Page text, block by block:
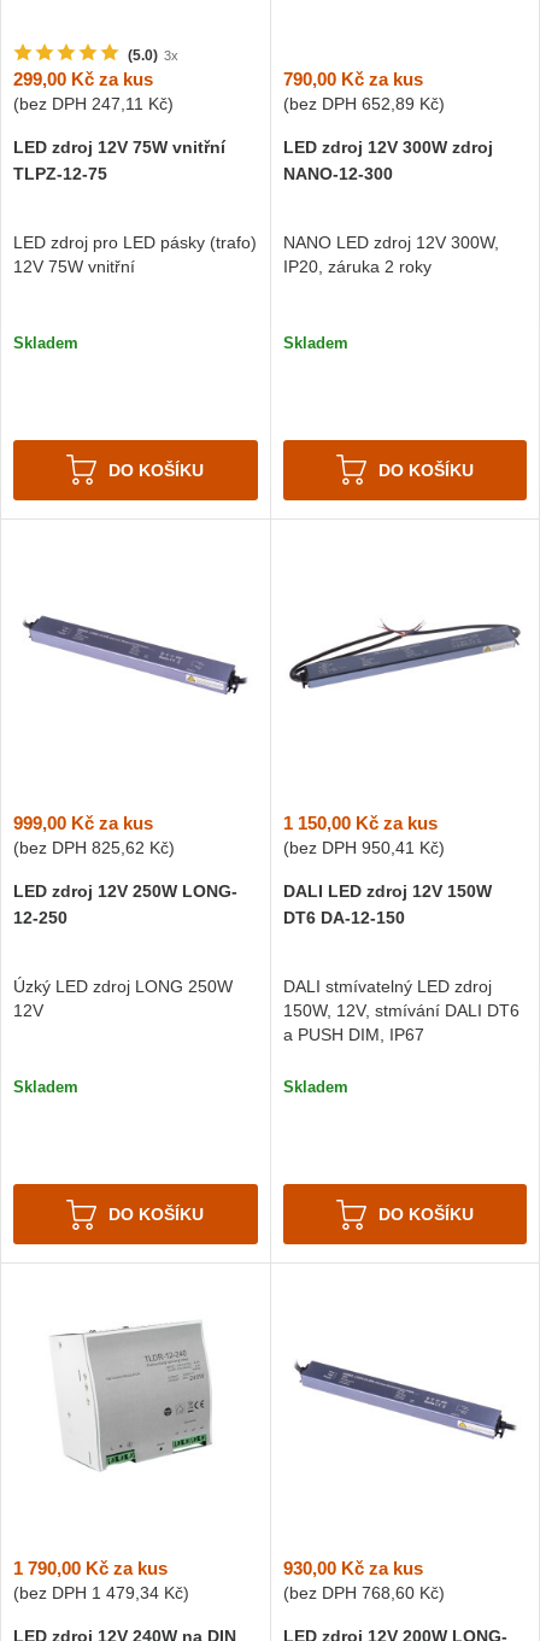
(5.0) 3x
299,00 Kč za kus
(bez DPH 247,11 Kč)
LED zdroj 12V 75W vnitřní
TLPZ-12-75
LED zdroj pro LED pásky (trafo)
12V 75W vnitřní
Skladem
DO KOŠÍKU
790,00 Kčza kus
(bez DPH 652,89 Kč)
LED zdroj 12V 300W zdroj
NANO-12-300
NANO LED zdroj 12V 300W,
IP20, záruka 2 roky
Skladem
DO KOŠÍKU
999,00 Kč za kus
(bez DPH 825,62 Kč)
LED zdroj 12V 250W LONG-
12-250
Úzký LED zdroj LONG 250W
12V
Skladem
DO KOŠÍKU
1 150,00 Kčza kus
(bez DPH 950,41 Kč)
DALI LED zdroj 12V 150W
DT6 DA-12-150
DALI stmívatelný LED zdroj
150W, 12V, stmívání DALI DT6
a PUSH DIM, IP67
Skladem
DO KOŠÍKU
1 790,00 Kč za kus
(bez DPH 1 479,34 Kč)
LED zdroj 12V 240W na DIN
930,00 Kčza kus
(bez DPH 768,60 Kč)
LED zdroj 12V 200W LONG-